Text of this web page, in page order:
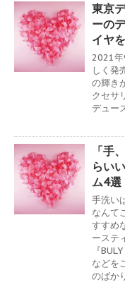
東京
ーの
イヤ
2021年
しく発
の輝き
クセサ
デュー
「手
らい
ム4選
手洗い
なんて
すすめ
ーステ
『
などを
のばか